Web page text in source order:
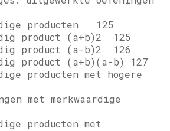
producten 125
product (a+b)2 125
product (a-b)2 126
product (a+b)(a-b) 127
producten met hogere
met merkwaardige
producten met